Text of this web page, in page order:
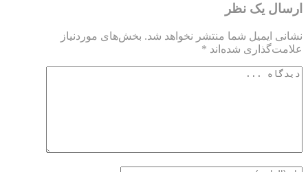
ارسال یک نظر
نشانی ایمیل شما منتشر نخواهد شد. بخش‌های موردنیاز
علامت‌گذاری شده‌اند *